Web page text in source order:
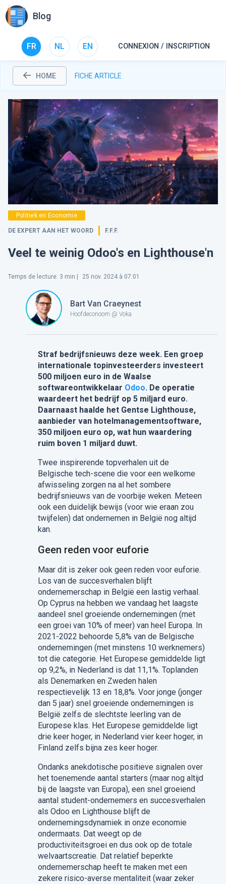
Blog
FR NL EN CONNEXION / INSCRIPTION
HOME FICHE ARTICLE
Politiek en Economie
DE EXPERT AAN HET WOORD F.F.F.
Veel te weinig Odoo's en Lighthouse'n
Temps de lecture: 3 min | 25 nov. 2024 à 07:01
Bart Van Craeynest
Hoofdeconoom @ Voka
Straf bedrijfsnieuws deze week. Een groep
internationale topinvesteerders investeert
500 miljoen euro in de Waalse
softwareontwikkelaar Odoo. De operatie
waardeert het bedrijf op 5 miljard euro.
Daarnaast haalde het Gentse Lighthouse,
aanbieder van hotelmanagementsoftware,
350 miljoen euro op, wat hun waardering
ruim boven 1 miljard duwt.
Twee inspirerende topverhalen uit de
Belgische tech-scene die voor een welkome
afwisseling zorgen na al het sombere
bedrijfsnieuws van de voorbije weken. Meteen
ook een duidelijk bewijs (voor wie eraan zou
twijfelen) dat ondernemen in België nog altijd
kan.
Geen reden voor euforie
Maar dit is zeker ook geen reden voor euforie.
Los van de succesverhalen blijft
ondernemerschap in België een lastig verhaal.
Op Cyprus na hebben we vandaag het laagste
aandeel snel groeiende ondernemingen (met
een groei van 10% of meer) van heel Europa. In
2021-2022 behoorde 5,8% van de Belgische
ondernemingen (met minstens 10 werknemers)
tot die categorie. Het Europese gemiddelde ligt
op 9,2%, in Nederland is dat 11,1%. Toplanden
als Denemarken en Zweden halen
respectievelijk 13 en 18,8%. Voor jonge (jonger
dan 5 jaar) snel groeiende ondernemingen is
België zelfs de slechtste leerling van de
Europese klas. Het Europese gemiddelde ligt
drie keer hoger, in Nederland vier keer hoger, in
Finland zelfs bijna zes keer hoger.
Ondanks anekdotische positieve signalen over
het toenemende aantal starters (maar nog altijd
bij de laagste van Europa), een snel groeiend
aantal student-ondernemers en succesverhalen
als Odoo en Lighthouse blijft de
ondernemingsdynamiek in onze economie
ondermaats. Dat weegt op de
productiviteitsgroei en dus ook op de totale
welvaartscreatie. Dat relatief beperkte
ondernemerschap heeft te maken met een
zekere risico-averse mentaliteit (waar zeker